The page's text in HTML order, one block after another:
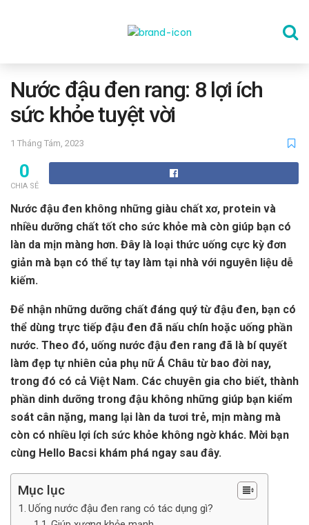
THỂ DỤC
DINH DƯỠNG
SỨC KHỎE TINH THẦN
CÔNG NGHỆ
Nước đậu đen rang: 8 lợi ích
sức khỏe tuyệt vời
1 Tháng Tám, 2023
0
CHIA SẺ
Nước đậu đen không những giàu chất xơ, protein và
nhiều dưỡng chất tốt cho sức khỏe mà còn giúp bạn có
làn da mịn màng hơn. Đây là loại thức uống cực kỳ đơn
giản mà bạn có thể tự tay làm tại nhà với nguyên liệu dễ
kiếm.
Để nhận những dưỡng chất đáng quý từ đậu đen, bạn có
thể dùng trực tiếp đậu đen đã nấu chín hoặc uống phần
nước. Theo đó, uống nước đậu đen rang đã là bí quyết
làm đẹp tự nhiên của phụ nữ Á Châu từ bao đời nay,
trong đó có cả Việt Nam. Các chuyên gia cho biết, thành
phần dinh dưỡng trong đậu không những giúp bạn kiểm
soát cân nặng, mang lại làn da tươi trẻ, mịn màng mà
còn có nhiều lợi ích sức khỏe không ngờ khác. Mời bạn
cùng Hello Bacsi khám phá ngay sau đây.
Mục lục
Uống nước đậu đen rang có tác dụng gì?